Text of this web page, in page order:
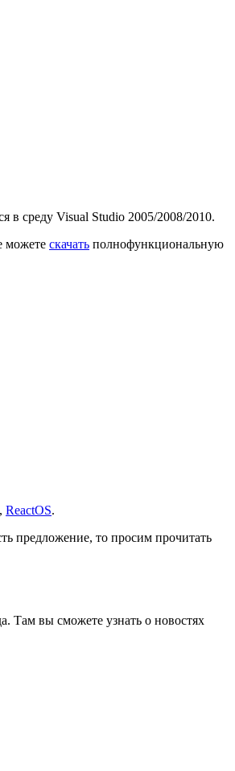
в среду Visual Studio 2005/2008/2010.
можете скачать полнофункциональную
, ReactOS.
предложение, то просим прочитать
Там вы сможете узнать о новостях